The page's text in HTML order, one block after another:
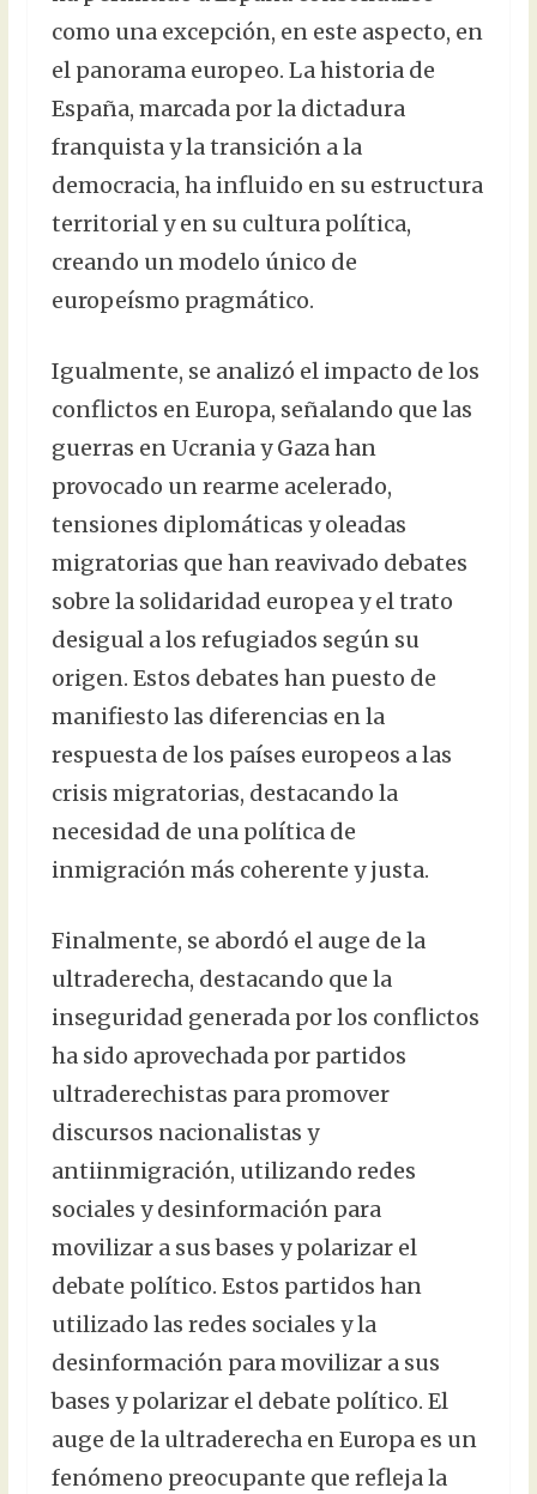
como una excepción, en este aspecto, en
el panorama europeo. La historia de
España, marcada por la dictadura
franquista y la transición a la
democracia, ha influido en su estructura
territorial y en su cultura política,
creando un modelo único de
europeísmo pragmático.
Igualmente, se analizó el impacto de los
conflictos en Europa, señalando que las
guerras en Ucrania y Gaza han
provocado un rearme acelerado,
tensiones diplomáticas y oleadas
migratorias que han reavivado debates
sobre la solidaridad europea y el trato
desigual a los refugiados según su
origen. Estos debates han puesto de
manifiesto las diferencias en la
respuesta de los países europeos a las
crisis migratorias, destacando la
necesidad de una política de
inmigración más coherente y justa.
Finalmente, se abordó el auge de la
ultraderecha, destacando que la
inseguridad generada por los conflictos
ha sido aprovechada por partidos
ultraderechistas para promover
discursos nacionalistas y
antiinmigración, utilizando redes
sociales y desinformación para
movilizar a sus bases y polarizar el
debate político. Estos partidos han
utilizado las redes sociales y la
desinformación para movilizar a sus
bases y polarizar el debate político. El
auge de la ultraderecha en Europa es un
fenómeno preocupante que refleja la